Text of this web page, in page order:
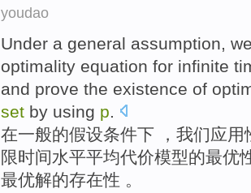
youdao
Under a general assumption
optimality equation for infinite
and prove the existence of
set by using p
在一般的假设条件下 ， 我们应用
限时间水平平均代价模型的最优
最优解的存在性 。